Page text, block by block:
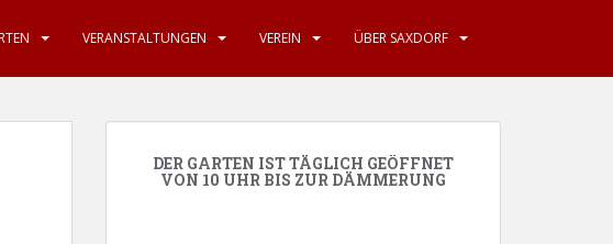
VERANSTALTUNGEN VEREIN ÜBER SAXDORF
DER GARTEN IST TÄGLICH GEÖFFNET
VON 10 UHR BIS ZUR DÄMMERUNG